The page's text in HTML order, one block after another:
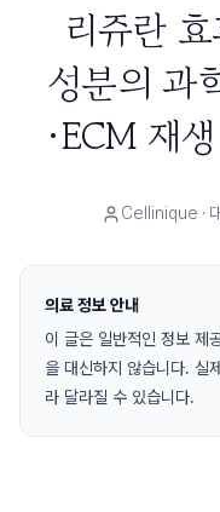
리쥬란
성분의 과
·ECM 재
Cellinique ·
의료 정보 안내
이 글은 일반적인 정보 제
을 대신하지 않습니다. 실
라 달라질 수 있습니다.